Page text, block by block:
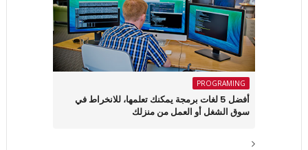
PROGRAMING
أفضل 5 لغات برمجة يمكنك تعلمها، للانخراط في
سوق الشغل أو العمل من منزلك